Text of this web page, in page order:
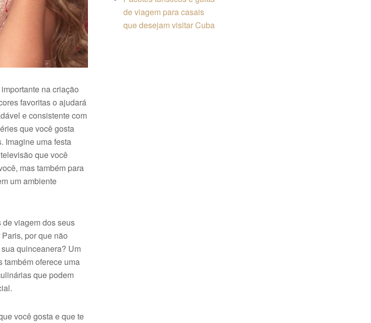
na criação
favoritas o ajudará
e consistente com
que você gosta
Imagine uma festa
que você
mas também para
um ambiente
viagem dos seus
por que não
quinceanera? Um
também oferece uma
que podem
você gosta e que te
de viagem para casais
que desejam visitar Cuba